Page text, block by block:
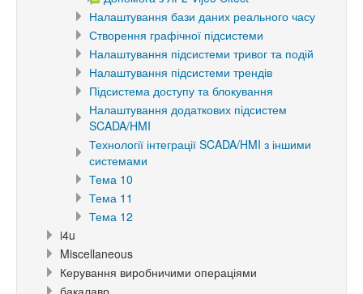
Налаштування бази даних реального часу
Створення графічної підсистеми
Налаштування підсистеми тривог та подій
Налаштування підсистеми трендів
Підсистема доступу та блокування
Налаштування додаткових підсистем
SCADA/HMI
Технології інтеграції SCADA/HMI з іншими
системами
Тема 10
Тема 11
Тема 12
i4u
Miscellaneous
Керування виробничими операціями
бакалавр